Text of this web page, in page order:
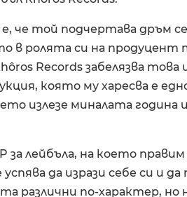
е, че той подчертава дръм
в ролята си на продуцент
Records забелязва това
която му харесва е
излезе миналата година
за лейбъла, на което
да изрази себе си и да
различни по-характер, но